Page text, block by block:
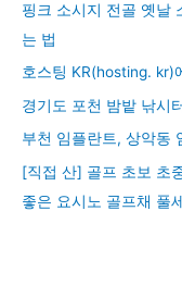
핑크 소시지 전골 옛날
는 법
호스팅 KR(hosting. kr)
경기도 포천 밤밭 낚시
부천 임플란트, 상악동
[직접 산] 골프 초보 초
좋은 요시노 골프채 풀